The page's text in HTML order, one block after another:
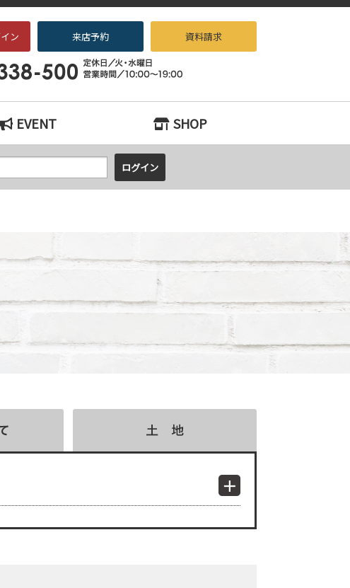
住宅×リノベーション専門店beans』へお任せください！
ン 来店予約 資料請求
EVENT SHOP